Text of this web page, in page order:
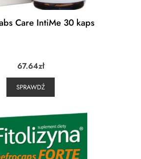
Care IntiMe 30 kaps
67.64zł
SPRAWDŹ